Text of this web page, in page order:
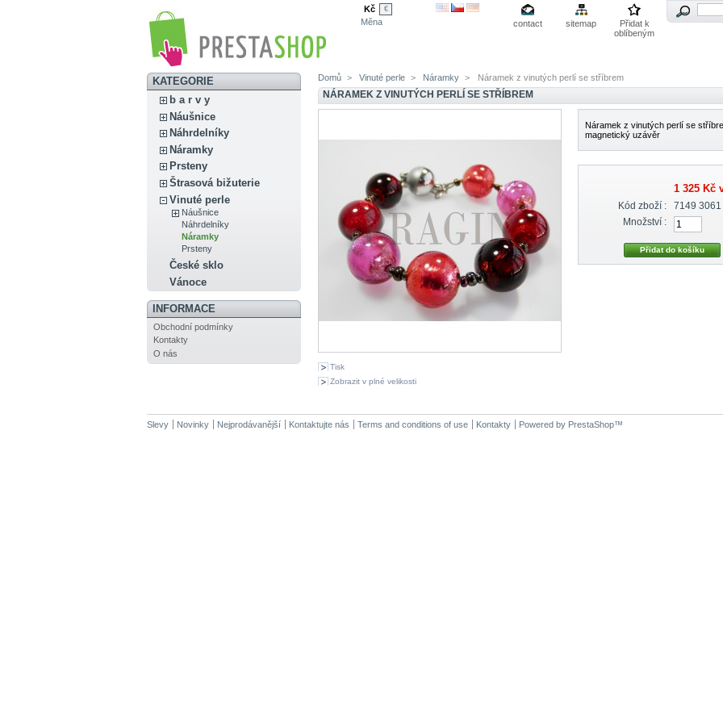
Kč €
Měna contact sitemap
Přidat k
oblíbeným
KATEGORIE
b a r v y
Náušnice
Náhrdelníky
Náramky
Prsteny
Štrasová bižuterie
Vinuté perle
Náušnice
Náhrdelníky
Náramky
Prsteny
České sklo
Vánoce
INFORMACE
Obchodní podmínky
Kontakty
O nás
Domů > Vinuté perle > Náramky > Náramek z vinutých perlí se stříbrem
NÁRAMEK Z VINUTÝCH PERLÍ SE STŘÍBREM
Tisk
Zobrazit v plné velikosti
Náramek z vinutých perlí se
magnetický uzávěr
1 325 Kč
Kód zboží :
7149 3061
Množství :
Slevy Novinky Nejprodávanější Kontaktujte nás Terms and conditions of use Kontakty Powered by PrestaShop™